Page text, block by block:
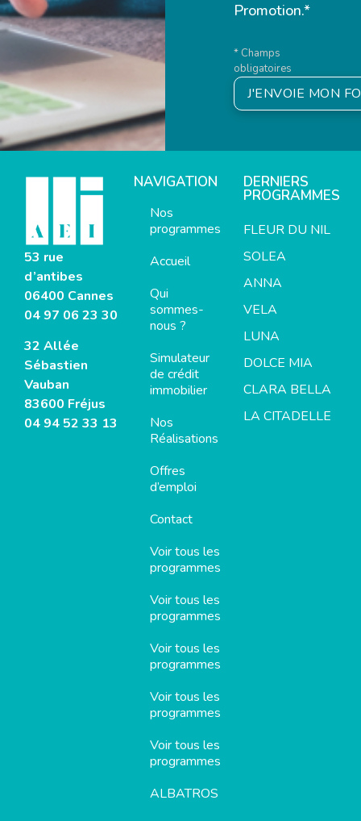
Promotion.*
* Champs
obligatoires
J'ENVOIE MON
53 rue
d’antibes
06400 Cannes
04 97 06 23 30
32 Allée
Sébastien
Vauban
83600 Fréjus
04 94 52 33 13
NAVIGATION
Nos
programmes
Accueil
Qui
sommes-
nous ?
Simulateur
de crédit
immobilier
Nos
Réalisations
Offres
d’emploi
Contact
Voir tous les
programmes
Voir tous les
programmes
Voir tous les
programmes
Voir tous les
programmes
Voir tous les
programmes
ALBATROS
DERNIERS
PROGRAMMES
FLEUR DU NIL
SOLEA
ANNA
VELA
LUNA
DOLCE MIA
CLARA BELLA
LA CITADELLE